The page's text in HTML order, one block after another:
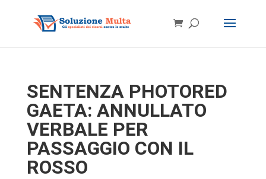
SENTENZA PHOTORED
GAETA: ANNULLATO
VERBALE PER
PASSAGGIO CON IL
ROSSO